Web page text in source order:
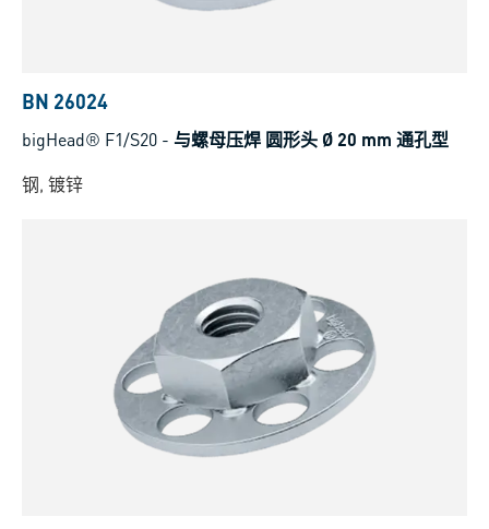
BN 26024
bigHead® F1/S20 - 与螺母压焊 圆形头 Ø 20 mm 通孔型
钢, 镀锌